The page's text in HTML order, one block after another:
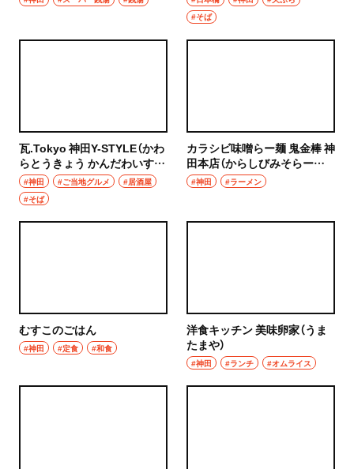
#そば
瓦.Tokyo 神田Y-STYLE（かわ
らとうきょう かんだわいすた
いる）
#神田 #ご当地グルメ
#居酒屋
#そば
カラシビ味噌らー麺 鬼金棒 神
田本店（からしびみそらーめ
ん きかんぼう かんだほんて
ん）
#神田 #ラーメン
むすこのごはん
#神田 #定食 #和食
洋食キッチン 美味卵家（うま
たまや）
#神田 #ランチ #オムライス